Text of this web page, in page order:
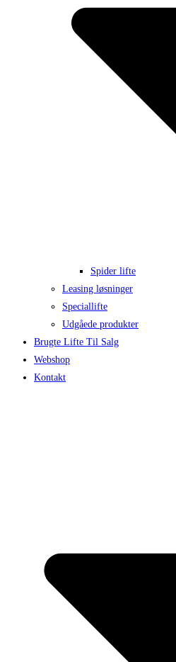
Spider lifte
Leasing løsninger
Speciallifte
Udgåede produkter
Brugte Lifte Til Salg
Webshop
Kontakt